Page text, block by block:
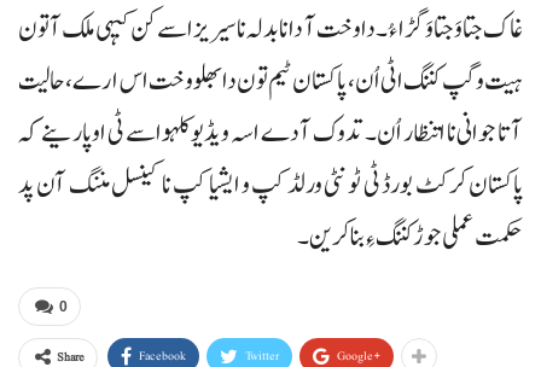
غاک جتاوَ جتاوَ گڑا ءُ ۔ دا وخت آ دانا بدلہ نا سیریز اسے کن کیہی ملک آتون
ہیت وگپ کننگ اٹی اُن، پاکستان ٹیم تون دا بھلو وخت اس ارے، حالیت
آتا جوانی نا اتنظار اُن ۔ تدوک آ دے اسہ ویڈیو کلہو اسے ٹی او پارینے کہ
پاکستان کرکٹ بورڈ ٹی ٹونٹی ورلڈ کپ و ایشیا کپ نا کینسل مننگ آن پد
حکمت عملی جوڑ کننگ ءِ بنا کرین ۔
0
Share Facebook Twitter Google+